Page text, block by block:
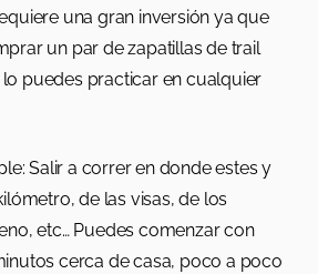
una gran inversión ya que
un par de zapatillas de trail
puedes practicar en cualquier
Salir a correr en donde estes y
de las visas, de los
etc… Puedes comenzar con
cerca de casa, poco a poco